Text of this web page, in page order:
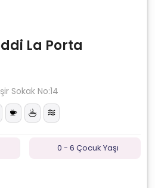
La Porta
Sokak No:14
0 - 6 Çocuk Yaşı